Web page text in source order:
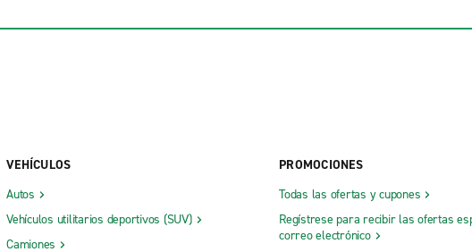
VEHÍCULOS
Autos
Vehículos utilitarios deportivos (SUV)
Camiones
PROMOCIONES
Todas las ofertas y cupones
Regístrese para recibir las ofertas
correo electrónico